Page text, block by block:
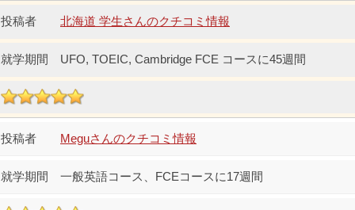
北海道 学生さんのクチコミ情報
UFO, TOEIC, Cambridge FCE コースに45週間
Meguさんのクチコミ情報
一般英語コース、FCEコースに17週間